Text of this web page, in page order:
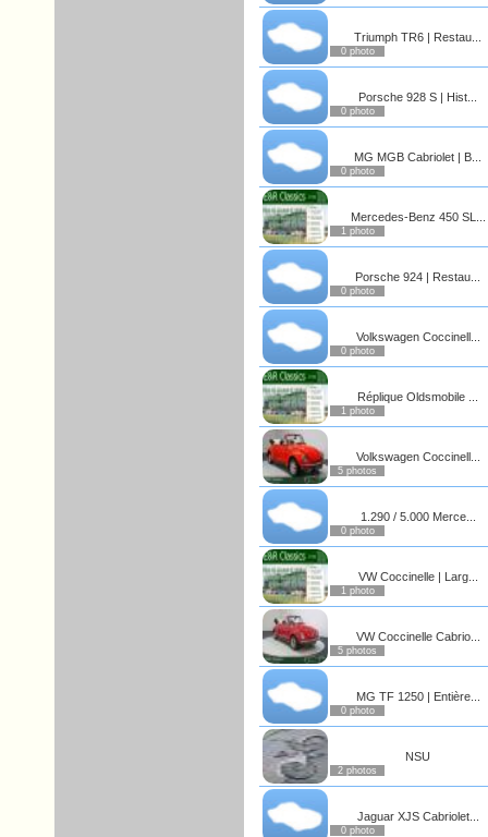
Triumph TR6 | Restau...
0 photo
Porsche 928 S | Hist...
0 photo
MG MGB Cabriolet | B...
0 photo
Mercedes-Benz 450 SL...
1 photo
Porsche 924 | Restau...
0 photo
Volkswagen Coccinell...
0 photo
Réplique Oldsmobile ...
1 photo
Volkswagen Coccinell...
5 photos
1.290 / 5.000 Merce...
0 photo
VW Coccinelle | Larg...
1 photo
VW Coccinelle Cabrio...
5 photos
MG TF 1250 | Entière...
0 photo
NSU
2 photos
Jaguar XJS Cabriolet...
0 photo